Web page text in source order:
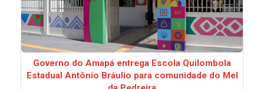
Governo do Amapá entrega Escola Quilombola
Estadual Antônio Bráulio para comunidade do Mel